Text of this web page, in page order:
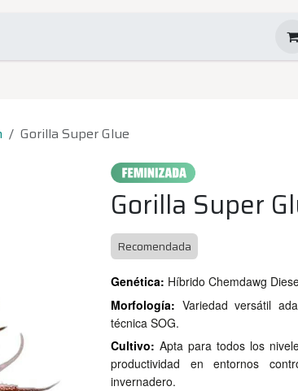
Gorilla Super Glue
Gorilla Super
Recomendada
Genética: Híbrido Chemdawg
Morfología: Variedad versátil
técnica SOG.
Cultivo: Apta para todos los
productividad en entornos
invernadero.